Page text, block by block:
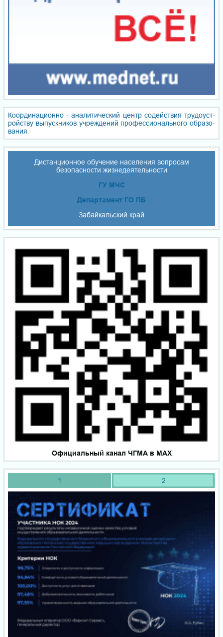
Координационно - ана­ли­ти­чес­кий центр со­дей­ствия тру­до­уст­
ройст­ву вы­пуск­ни­ков уч­реж­де­ний про­фес­сио­наль­но­го об­ра­зо­
ва­ния
Дистанционное обучение населения вопросам
безопасности жизнедеятельности
ГУ МЧС
Департамент ГО ПБ
Забайкальский край
Официальный канал ЧГМА в MAX
1 2